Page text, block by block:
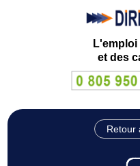
et des
Retour